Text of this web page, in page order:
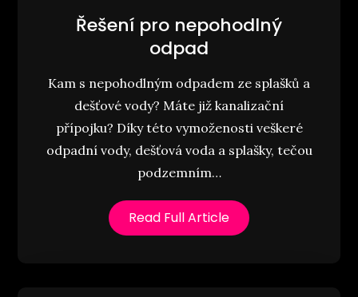
Řešení pro nepohodlný
odpad
Kam s nepohodlným odpadem ze splašků a
dešťové vody? Máte již kanalizační
přípojku? Díky této vymoženosti veškeré
odpadní vody, dešťová voda a splašky, tečou
podzemním…
Read Full Article